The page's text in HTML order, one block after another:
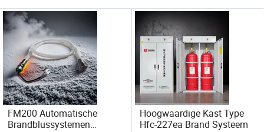
FM200 Automatische
Brandblussystemen
Hoogwaardige Kast Type
Hfc-227ea Brand Systeem